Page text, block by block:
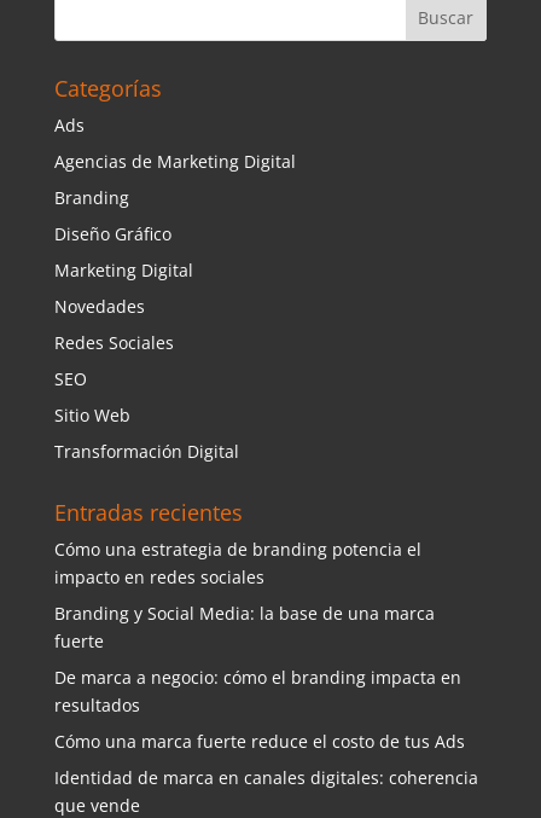
Categorías
Ads
Agencias de Marketing Digital
Branding
Diseño Gráfico
Marketing Digital
Novedades
Redes Sociales
SEO
Sitio Web
Transformación Digital
Entradas recientes
Cómo una estrategia de branding potencia el
impacto en redes sociales
Branding y Social Media: la base de una marca
fuerte
De marca a negocio: cómo el branding impacta en
resultados
Cómo una marca fuerte reduce el costo de tus Ads
Identidad de marca en canales digitales: coherencia
que vende